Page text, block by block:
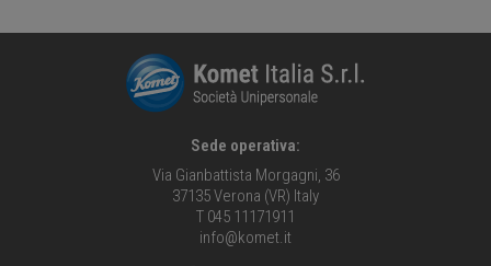
Sede operativa:
Via Gianbattista Morgagni, 36
37135 Verona (VR) Italy
T 045 11171911
info@komet.it